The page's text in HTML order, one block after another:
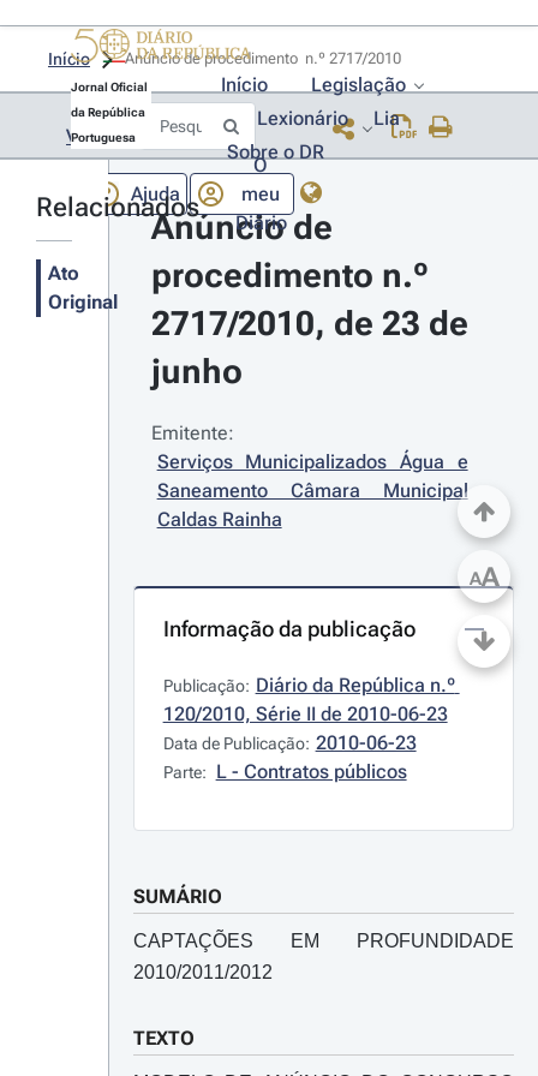
Jornal Oficial
da República
Portuguesa
Início
Legislação
Lexionário
Lia
Sobre o DR
Ajuda
O
meu
Diário
Início
Voltar
Relacionados
Ato
Original
Anúncio de
procedimento n.º
2717/2010, de 23 de
junho
Emitente:
Serviços Municipalizados Água e
Saneamento Câmara Municipal
Caldas Rainha
Informação da publicação
Publicação: Diário da República n.º
120/2010, Série II de 2010-06-23
Data de Publicação: 2010-06-23
Parte: L - Contratos públicos
SUMÁRIO
CAPTAÇÕES EM PROFUNDIDADE
2010/2011/2012
TEXTO
AA